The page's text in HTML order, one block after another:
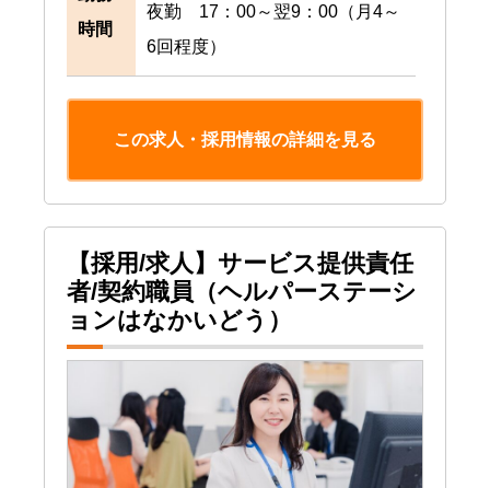
時間
夜勤 17：00～翌9：00（月4～
6回程度）
この求人・採用情報の詳細を見る
【採用/求人】サービス提供責任
者/契約職員（ヘルパーステーシ
ョンはなかいどう）